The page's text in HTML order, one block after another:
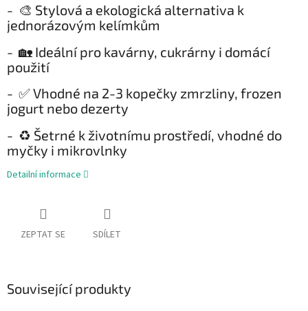
- 🎨 Stylová a ekologická alternativa k
jednorázovým kelímkům
- 🏡 Ideální pro kavárny, cukrárny i domácí
použití
- ✅ Vhodné na 2-3 kopečky zmrzliny, frozen
jogurt nebo dezerty
- ♻️ Šetrné k životnímu prostředí, vhodné do
myčky i mikrovlnky
Detailní informace
ZEPTAT SE SDÍLET
Související produkty